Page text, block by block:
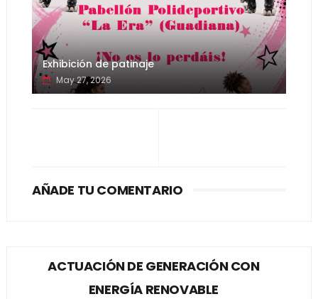
Exhibición de patinaje
May 27, 2026
AÑADE TU COMENTARIO
ACTUACIÓN DE GENERACIÓN CON
ENERGÍA RENOVABLE